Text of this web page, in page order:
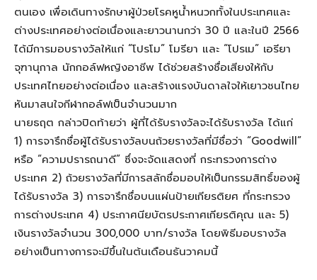
ตนเอง เพื่อเดินทางรักษาผู้ป่วยโรคหูน้ำหนวกทั้งในประเทศและ
ต่างประเทศอย่างต่อเนื่องและยาวนานกว่า 30 ปี และในปี 2566
ได้มีการมอบรางวัลให้แก่ “โปรโม” โมรียา และ “โปรเม” เอรียา
จุฑานุกาล นักกอล์ฟหญิงอาชีพ ได้ช่วยสร้างชื่อเสียงให้กับ
ประเทศไทยอย่างต่อเนื่อง และสร้างแรงบันดาลใจให้เยาวชนไทย
หันมาสนใจกีฬากอล์ฟเป็นจำนวนมาก
นายธฤต กล่าวปิดท้ายว่า ผู้ที่ได้รับรางวัลจะได้รับรางวัล ได้แก่
1) การจารึกชื่อผู้ได้รับรางวัลบนถ้วยรางวัลที่มีชื่อว่า “Goodwill”
หรือ “ความปรารถนาดี” ซึ่งจะจัดแสดงที่ กระทรวงการต่าง
ประเทศ 2) ถ้วยรางวัลที่มีการสลักชื่อมอบให้เป็นกรรมสิทธิ์ของผู้
ได้รับรางวัล 3) การจารึกชื่อบนแผ่นป้ายเกียรติยศ ที่กระทรวง
การต่างประเทศ 4) ประกาศนียบัตรประกาศเกียรติคุณ และ 5)
เงินรางวัลจำนวน 300,000 บาท/รางวัล โดยพิธีมอบรางวัล
อย่างเป็นทางการจะมีขึ้นในต้นเดือนธันวาคมนี้